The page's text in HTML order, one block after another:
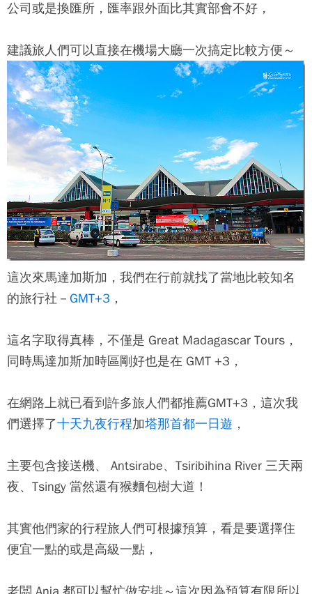
公司或是換匯所，匯率跟外面比其實部會不好，
建議旅人們可以直接在機場大廳一次搞定比較方便～
這次來馬達加斯加，我們在行前就找了當地比較知名
的旅行社－ GMT+3 ，
這名字取得真棒，不僅是 Great Madagascar Tours，
同時馬達加斯加時區剛好也是在 GMT +3，
在網路上就已看到許多旅人們都推薦GMT+3，這次我
們選擇了十天九夜行程加塔那首都一日遊 ，
主要包含接送機、 Antsirabe、Tsiribihina River 三天兩
夜、Tsingy 當然還有猴麵包樹大道！
其實他們家的行程旅人們可根據預算，看是要選擇住
便宜一點的或是高級一點，